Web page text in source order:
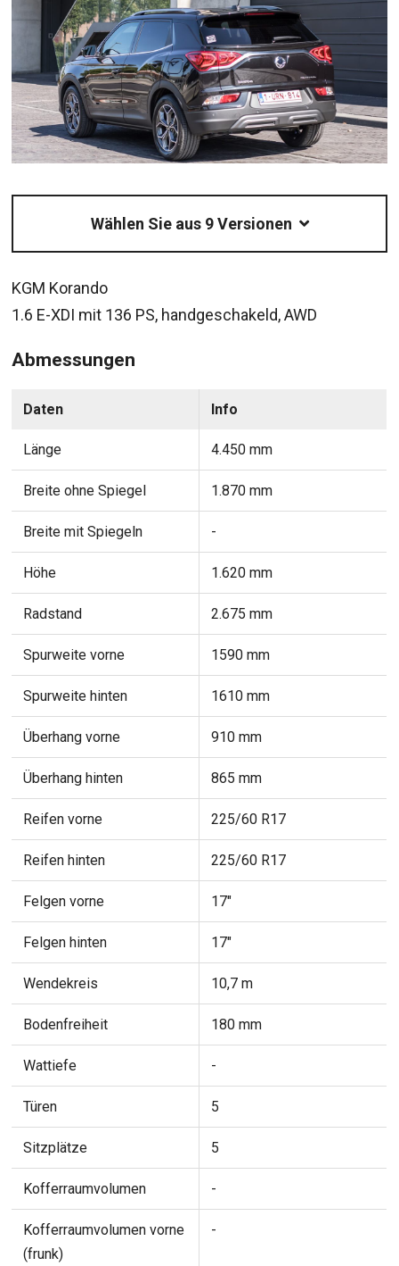
KGM Korando
1.6 E-XDI mit 136 PS, handgeschakeld, AWD
Abmessungen
Daten Info
Länge 4.450 mm
Breite ohne Spiegel 1.870 mm
Breite mit Spiegeln -
Höhe 1.620 mm
Radstand 2.675 mm
Spurweite vorne 1590 mm
Spurweite hinten 1610 mm
Überhang vorne 910 mm
Überhang hinten 865 mm
Reifen vorne 225/60 R17
Reifen hinten 225/60 R17
Felgen vorne 17"
Felgen hinten 17"
Wendekreis 10,7 m
Bodenfreiheit 180 mm
Wattiefe -
Türen 5
Sitzplätze 5
Kofferraumvolumen -
Kofferraumvolumen vorne
(frunk)
-